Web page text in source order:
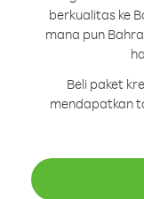
berkualitas ke
mana pun
Beli paket
mendapatkan